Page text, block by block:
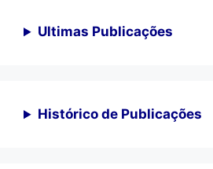
Ultimas Publicações
Histórico de Publicações